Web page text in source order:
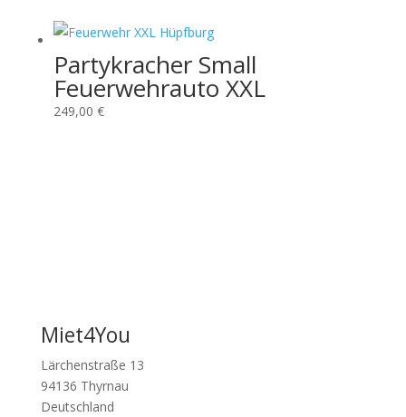
Partykracher Small
Feuerwehrauto XXL
249,00 €
Miet4You
Lärchenstraße 13
94136 Thyrnau
Deutschland